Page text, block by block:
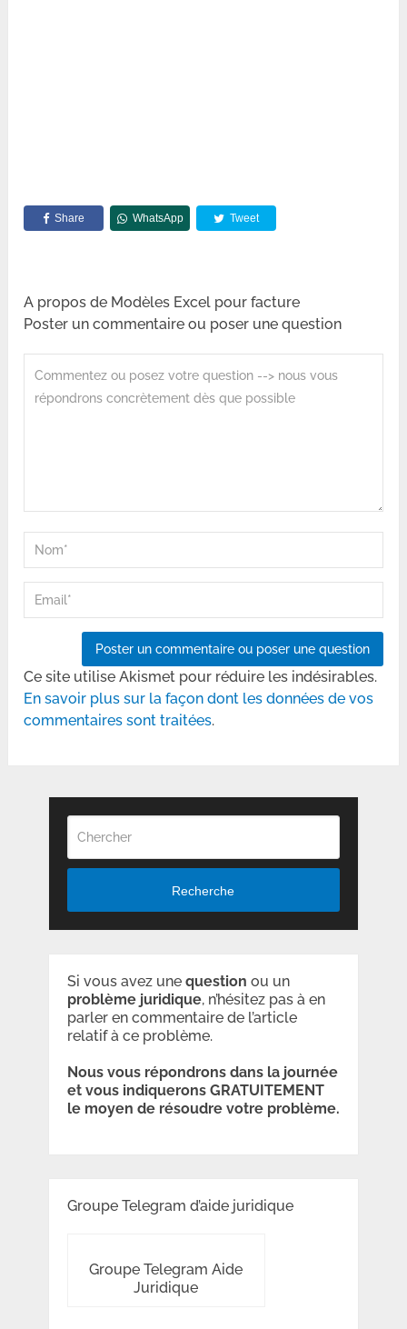
Share WhatsApp Tweet
A propos de Modèles Excel pour facture
Poster un commentaire ou poser une question
Ce site utilise Akismet pour réduire les indésirables.
En savoir plus sur la façon dont les données de vos
commentaires sont traitées.
Recherche
Si vous avez une question ou un
problème juridique, n’hésitez pas à en
parler en commentaire de l’article
relatif à ce problème.
Nous vous répondrons dans la journée
et vous indiquerons GRATUITEMENT
le moyen de résoudre votre problème.
Groupe Telegram d’aide juridique
Groupe Telegram Aide
Juridique